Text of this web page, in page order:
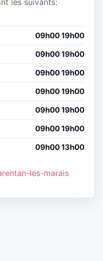
les suivants:
09h00 19h00
09h00 19h00
09h00 19h00
09h00 19h00
09h00 19h00
09h00 19h00
09h00 13h00
les-marais